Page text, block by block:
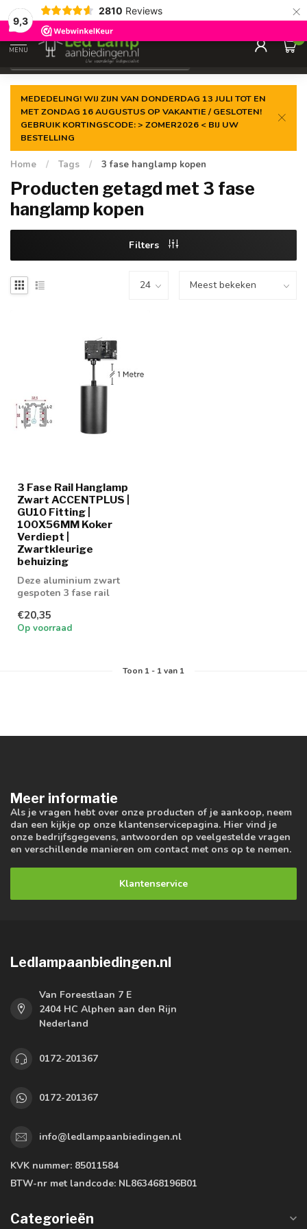
9,3
2810 Reviews ×
Gegarandeerde delaagste prijs
MENU
0
MEDEDELING! WIJ ZIJN VAN DONDERDAG 13 JULI TOT EN
MET ZONDAG 16 AUGUSTUS OP VAKANTIE / GESLOTEN!
GEBRUIK KORTINGSCODE: > ZOMER2026 < BIJ UW
BESTELLING
Home / Tags / 3 fase hanglamp kopen
Producten getagd met 3 fase
hanglamp kopen
Filters
3 Fase Rail Hanglamp
Zwart ACCENTPLUS |
GU10 Fitting |
100X56MM Koker
Verdiept |
Zwartkleurige
behuizing
Deze aluminium zwart
gespoten 3 fase rail
een GU10 fitt...
€20,35
Op voorraad
Toon 1- 1van 1
Meer informatie
Als je vragen hebt over onze producten of je aankoop, neem
dan een kijkje op onze klantenservicepagina. Hier vind je
onze bedrijfsgegevens, antwoorden op veelgestelde vragen
en verschillende manieren om contact met ons op te nemen.
Klantenservice
Ledlampaanbiedingen.nl
Van Foreestlaan 7 E
2404 HC Alphen aan den Rijn
Nederland
0172-201367
0172-201367
info@ledlampaanbiedingen.nl
KVK nummer: 85011584
BTW-nr met landcode: NL863468196B01
Categorieën